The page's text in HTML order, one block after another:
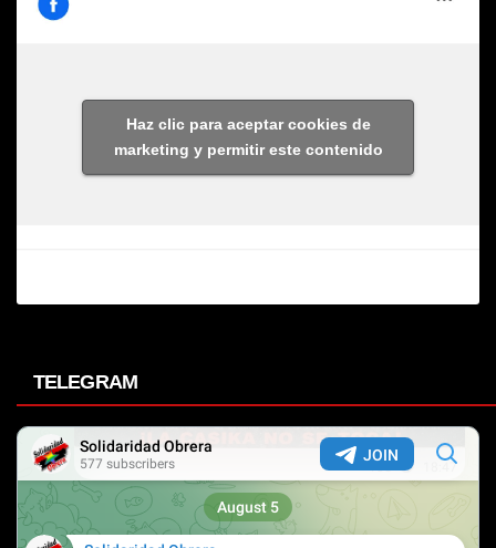
Haz clic para aceptar cookies de
marketing y permitir este contenido
TELEGRAM